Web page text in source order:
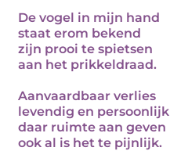
De vogel in mijn hand
staat erom bekend
zijn prooi te spietsen
aan het prikkeldraad.
Aanvaardbaar verlies
levendig en persoonlijk
daar ruimte aan geven
ook al is het te pijnlijk.